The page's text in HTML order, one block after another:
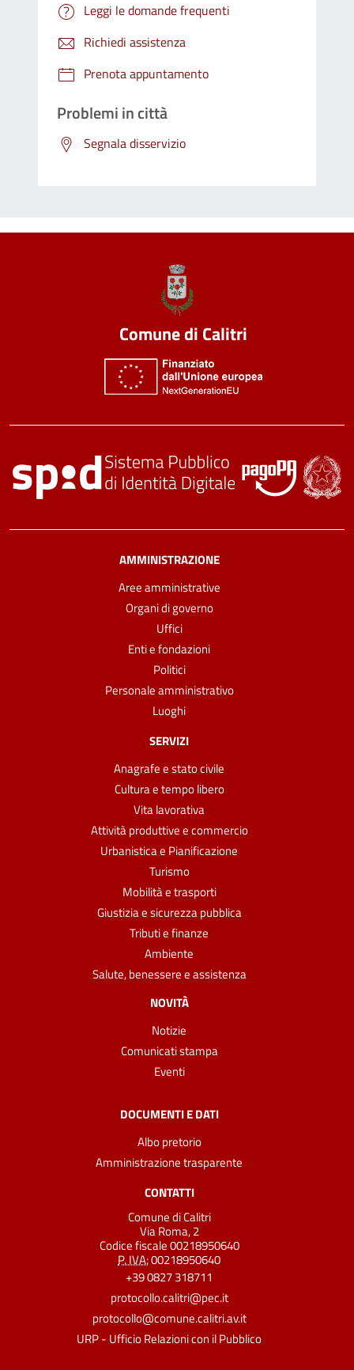
Leggi le domande frequenti
Richiedi assistenza
Prenota appuntamento
Problemi in città
Segnala disservizio
Comune di Calitri
AMMINISTRAZIONE
Aree amministrative
Organi di governo
Uffici
Enti e fondazioni
Politici
Personale amministrativo
Luoghi
SERVIZI
Anagrafe e stato civile
Cultura e tempo libero
Vita lavorativa
Attività produttive e commercio
Urbanistica e Pianificazione
Turismo
Mobilità e trasporti
Giustizia e sicurezza pubblica
Tributi e finanze
Ambiente
Salute, benessere e assistenza
NOVITÀ
Notizie
Comunicati stampa
Eventi
DOCUMENTI E DATI
Albo pretorio
Amministrazione trasparente
CONTATTI
Comune di Calitri
Via Roma, 2
Codice fiscale 00218950640
P. IVA:00218950640
+39 0827 318711
protocollo.calitri@pec.it
protocollo@comune.calitri.av.it
URP - Ufficio Relazioni con il Pubblico